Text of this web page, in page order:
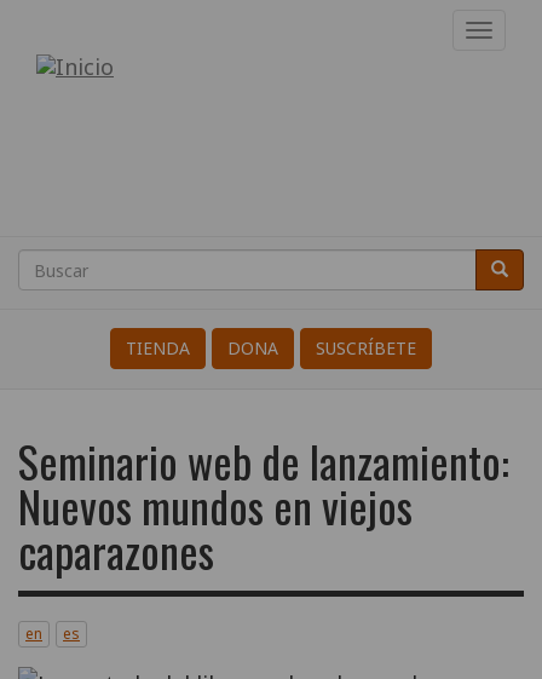
contenido
Internacional
a
la
Guerra
Search
Buscar
TIENDA DONA SUSCRÍBETE
Seminario web de lanzamiento:
Nuevos mundos en viejos
caparazones
en es